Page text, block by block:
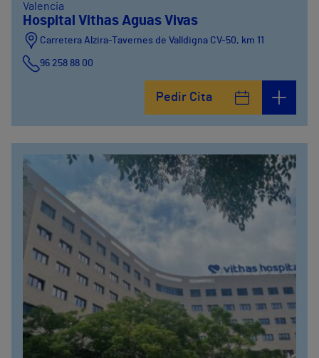
Valencia
Hospital Vithas Aguas Vivas
Carretera Alzira-Tavernes de Valldigna CV-50, km 11
96 258 88 00
Pedir Cita